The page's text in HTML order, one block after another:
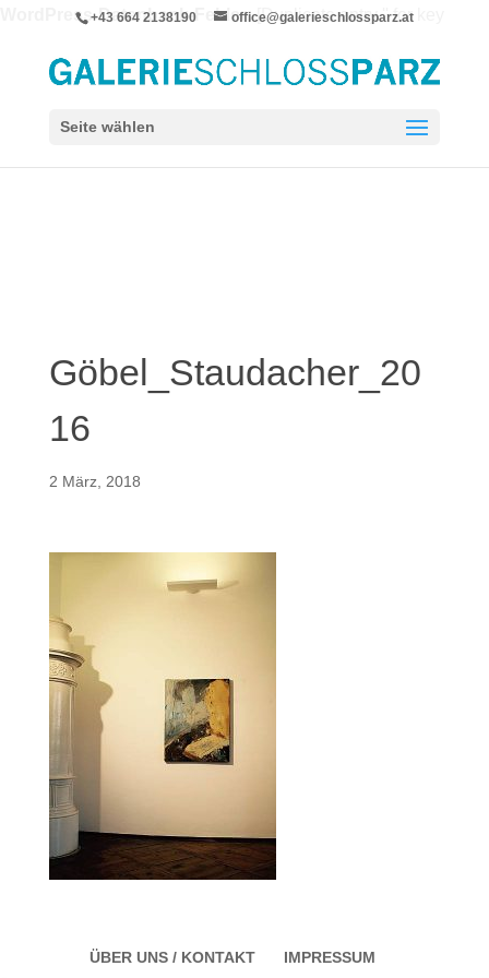
WordPress-Datenbank-Fehler:[Duplicate entry '' for key
ALTER TABLE `wpie_blc_links` ADD UNIQUE KEY
+43 664 2138190 office@galerieschlossparz.at
Seite wählen
Göbel_Staudacher_20
16
2 März, 2018
ÜBER UNS / KONTAKT IMPRESSUM